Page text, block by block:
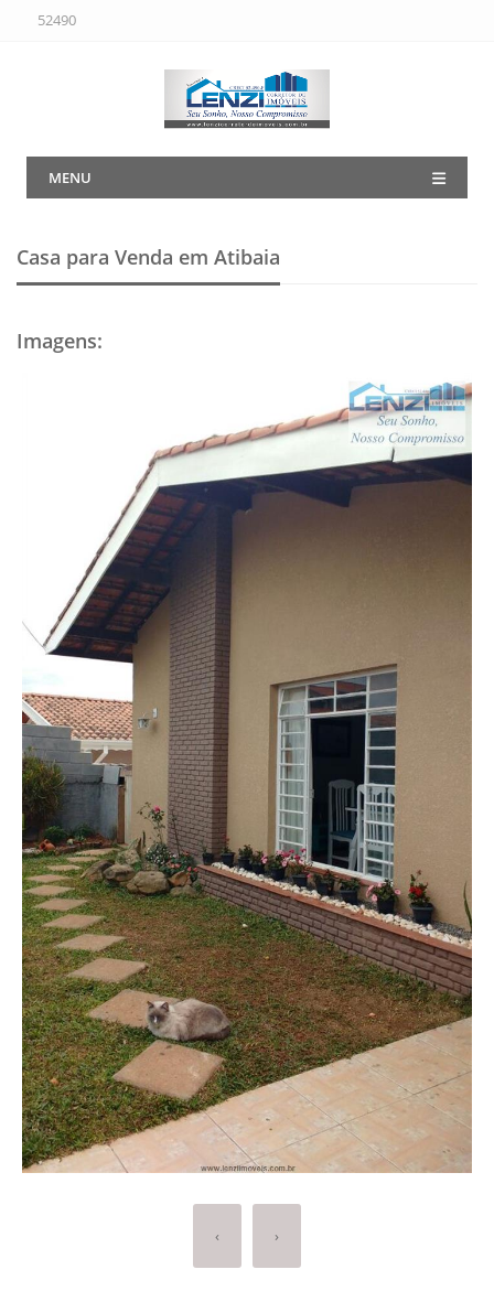
52490
MENU
Casa para Venda em Atibaia
Imagens:
‹ ›